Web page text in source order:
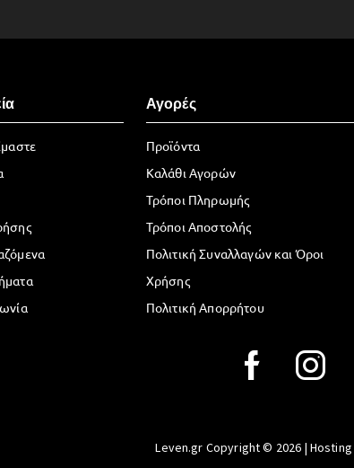
Αγορές
Προϊόντα
Καλάθι Αγορών
Τρόποι Πληρωμής
Τρόποι Αποστολής
Πολιτική Συναλλαγών και Όροι
Χρήσης
Πολιτική Απορρήτου
Leven.gr Copyright © 2026 |